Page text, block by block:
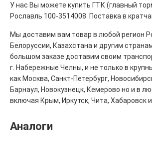
У нас Вы можете купить ГТК (главный
Рославль 100-3514008. Поставка в
Мы доставим вам товар в любой регион
Белоруссии, Казахстана и другим
большом заказе доставим своим
г. Набережные Челны, и не только в
как Москва, Санкт-Петербург,
Барнаул, Новокузнецк, Кемерово но и в
включая Крым, Иркутск, Чита, Хабаровск
Аналоги